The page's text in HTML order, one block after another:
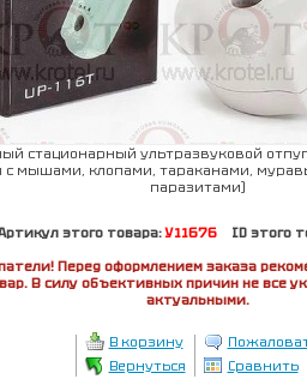
стационарный ультразвуковой
с мышами, клопами, тараканами,
паразитами)
этого товара:У11676ID этого
Перед оформлением заказа
В силу объективных причин не все
актуальными.
В корзину
Вернуться
Сравнить